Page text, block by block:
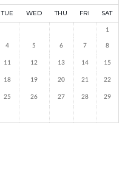
TUE WED THU FRI SAT
1
4 5 6 7 8
11 12 13 14 15
18 19 20 21 22
25 26 27 28 29